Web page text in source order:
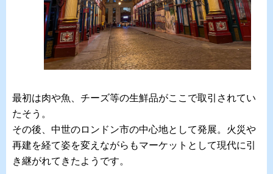
最初は肉や魚、チーズ等の生鮮品がここで取引されてい
たそう。
その後、中世のロンドン市の中心地として発展。火災や
再建を経て姿を変えながらもマーケットとして現代に引
き継がれてきたようです。